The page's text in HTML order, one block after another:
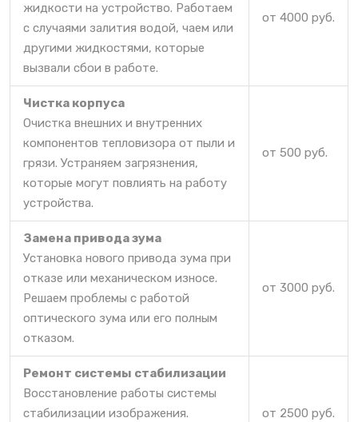
жидкости на устройство. Работаем
с случаями залития водой, чаем или
другими жидкостями, которые
вызвали сбои в работе.
от 4000 руб.
Чистка корпуса
Очистка внешних и внутренних
компонентов тепловизора от пыли и
грязи. Устраняем загрязнения,
которые могут повлиять на работу
устройства.
от 500 руб.
Замена привода зума
Установка нового привода зума при
отказе или механическом износе.
Решаем проблемы с работой
оптического зума или его полным
отказом.
от 3000 руб.
Ремонт системы стабилизации
Восстановление работы системы
стабилизации изображения.
от 2500 руб.